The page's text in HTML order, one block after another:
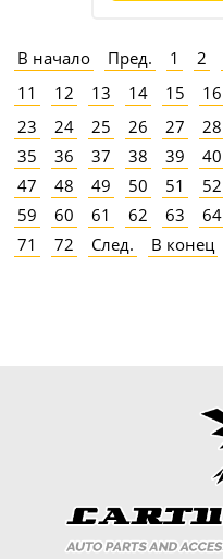
В начало Пред. 1 2
11
12 13 14 15 16
23
24 25 26 27 28
35
36 37 38 39 40
47
48 49 50 51 52
59
60 61 62 63 64
71
72 След. В конец